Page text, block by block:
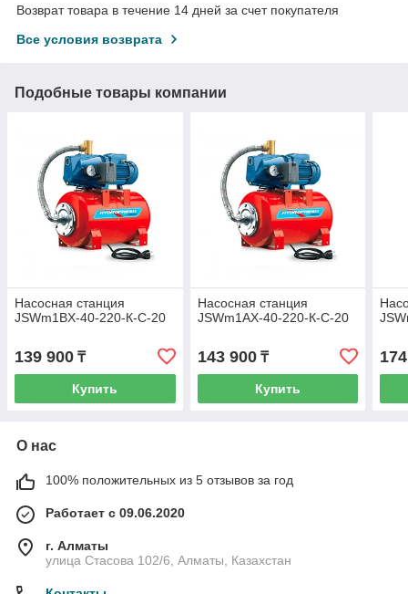
Возврат товара в течение 14 дней за счет покупателя
Все условия возврата
Подобные товары компании
Насосная станция
JSWm1BX-40-220-К-С-20
139 900 ₸
Купить
Насосная станция
JSWm1AX-40-220-К-С-20
143 900₸
Купить
О нас
100% положительных из 5 отзывов за год
Работает с 09.06.2020
г. Алматы
улица Стасова 102/6, Алматы, Казахстан